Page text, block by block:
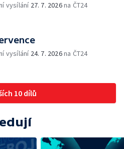
vysílání 27. 7. 2026na ČT24
vysílání 24. 7. 2026na ČT24
10 dílů